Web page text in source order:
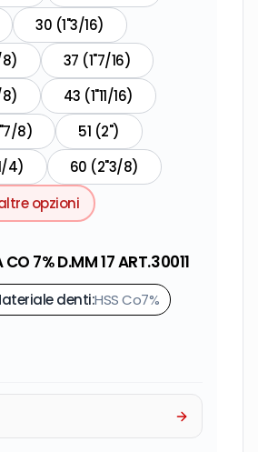
30 (1"3/16)
8)
37 (1"7/16)
8)
43 (1"11/16)
8)
51 (2")
4)
60 (2"3/8)
opzioni
7% D.MM 17 ART.30011
denti:HSS Co7%